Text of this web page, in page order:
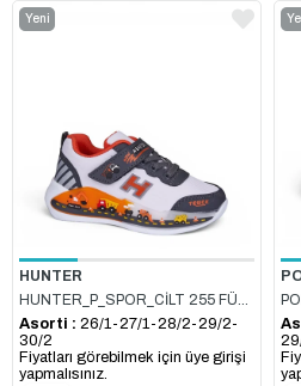
HUNTER
Yeni
Asorti : 26/1-27/1-28/2-29/2-
30/2
Fiyatları görebilmek için üye girişi
yapmalısınız.